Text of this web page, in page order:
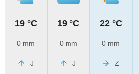
19 °C
0 mm
J
19 °C
0 mm
J
22 °C
0 mm
Z